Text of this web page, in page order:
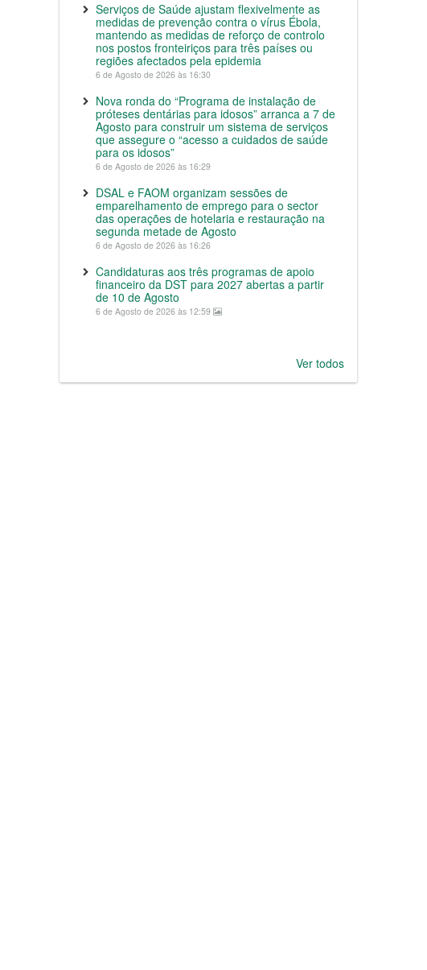
Serviços de Saúde ajustam flexivelmente as
medidas de prevenção contra o vírus Ébola,
mantendo as medidas de reforço de controlo
nos postos fronteiriços para três países ou
regiões afectados pela epidemia
6 de Agosto de 2026 às 16:30
Nova ronda do “Programa de instalação de
próteses dentárias para idosos” arranca a 7 de
Agosto para construir um sistema de serviços
que assegure o “acesso a cuidados de saúde
para os idosos”
6 de Agosto de 2026 às 16:29
DSAL e FAOM organizam sessões de
emparelhamento de emprego para o sector
das operações de hotelaria e restauração na
segunda metade de Agosto
6 de Agosto de 2026 às 16:26
Candidaturas aos três programas de apoio
financeiro da DST para 2027 abertas a partir
de 10 de Agosto
6 de Agosto de 2026 às 12:59
Ver todos